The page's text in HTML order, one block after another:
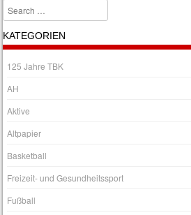
Search
KATEGORIEN
125 Jahre TBK
AH
Aktive
Altpapier
Basketball
Freizeit- und Gesundheitssport
Fußball